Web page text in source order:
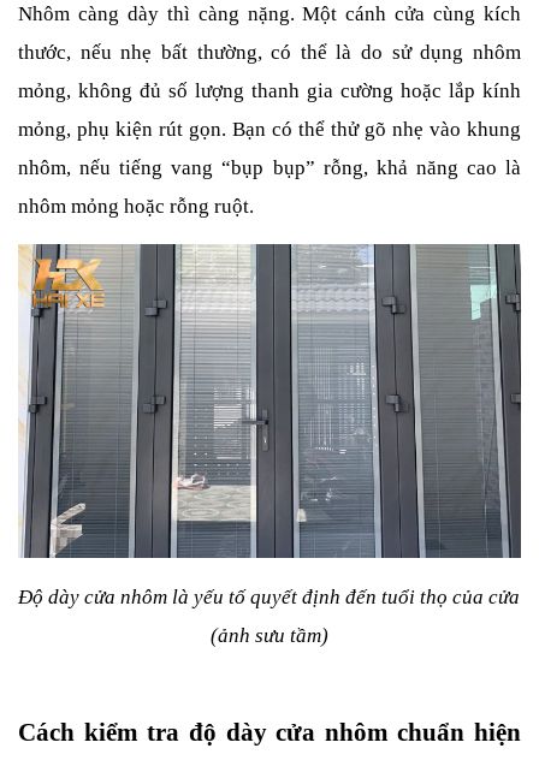
Nhôm càng dày thì càng nặng. Một cánh cửa cùng kích
thước, nếu nhẹ bất thường, có thể là do sử dụng nhôm
mỏng, không đủ số lượng thanh gia cường hoặc lắp kính
mỏng, phụ kiện rút gọn. Bạn có thể thử gõ nhẹ vào khung
nhôm, nếu tiếng vang “bụp bụp” rỗng, khả năng cao là
nhôm mỏng hoặc rỗng ruột.
Độ dày cửa nhôm là yếu tố quyết định đến tuổi thọ của cửa
(ảnh sưu tầm)
Cách kiểm tra độ dày cửa nhôm chuẩn hiện